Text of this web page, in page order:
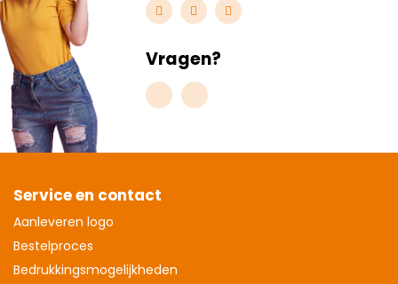
Vragen?
Service en contact
Aanleveren logo
Bestelproces
Bedrukkingsmogelijkheden